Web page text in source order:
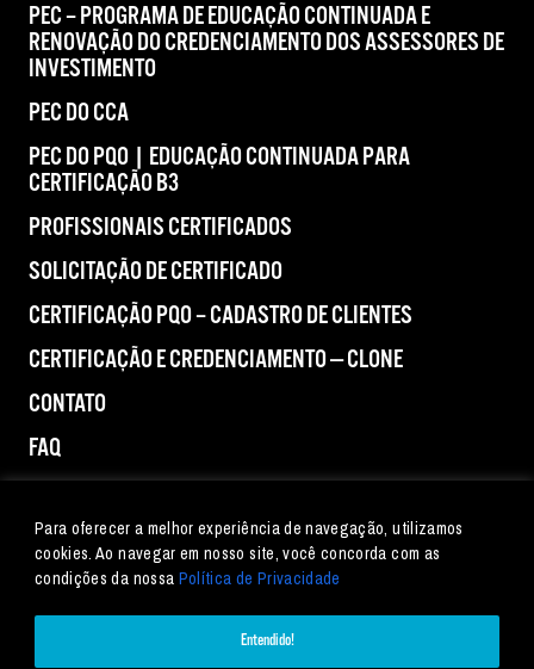
Para oferecer a melhor experiência de navegação, utilizamos
cookies. Ao navegar em nosso site, você concorda com as
condições da nossa Política de Privacidade
Entendido!
PEC – PROGRAMA DE EDUCAÇÃO CONTINUADA E
RENOVAÇÃO DO CREDENCIAMENTO DOS ASSESSORES DE
INVESTIMENTO
PEC DO CCA
PEC DO PQO | EDUCAÇÃO CONTINUADA PARA
CERTIFICAÇÃO B3
PROFISSIONAIS CERTIFICADOS
SOLICITAÇÃO DE CERTIFICADO
CERTIFICAÇÃO PQO – CADASTRO DE CLIENTES
CERTIFICAÇÃO E CREDENCIAMENTO — CLONE
CONTATO
FAQ